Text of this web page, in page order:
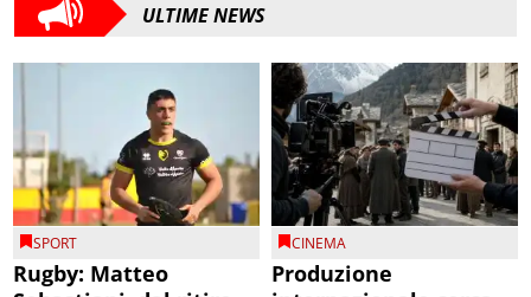
ULTIME NEWS
SPORT
Rugby: Matteo
CINEMA
Produzione